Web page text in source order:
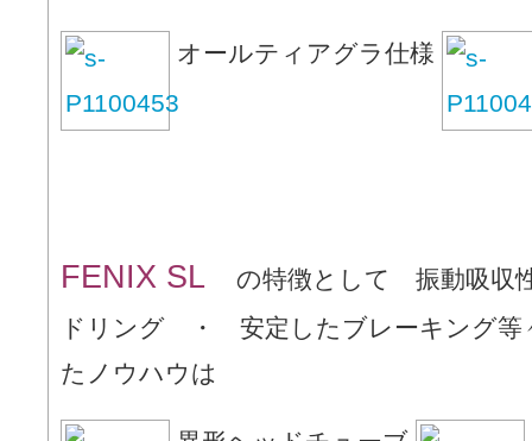
オールティアグラ仕様
FENIX SL
の特徴として 振動吸収
ドリング ・ 安定したブレーキング
たノウハウは